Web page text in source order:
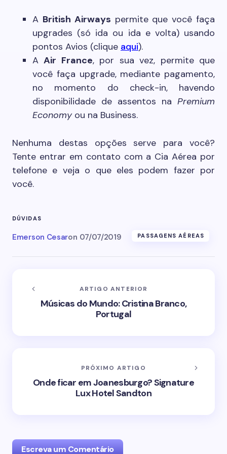
A British Airways permite que você faça
upgrades (só ida ou ida e volta) usando
pontos Avios (clique aqui).
AAir France, por sua vez, permite que
você faça upgrade, mediante pagamento,
no momento do check-in, havendo
disponibilidade de assentos na Premium
Economyou na Business.
Nenhuma destas opções serve para você?
Tente entrar em contato com a Cia Aérea por
telefone e veja o que eles podem fazer por
você.
DÚVIDAS
Emerson Cesaron 07/07/2019 PASSAGENS AÉREAS
ARTIGO ANTERIOR
Músicas do Mundo: Cristina Branco,
Portugal
PRÓXIMO ARTIGO
Onde ficar em Joanesburgo? Signature
Lux Hotel Sandton
Escreva um Comentário